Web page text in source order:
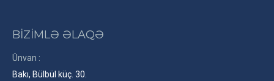
BİZİMLƏ ƏLAQƏ
Ünvan :
Bakı, Bülbül küç. 30.